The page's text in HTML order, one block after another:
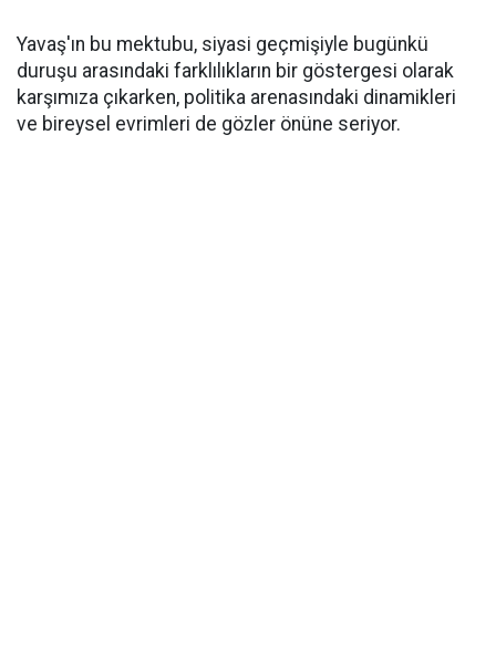
Yavaş'ın bu mektubu, siyasi geçmişiyle bugünkü
duruşu arasındaki farklılıkların bir göstergesi olarak
karşımıza çıkarken, politika arenasındaki dinamikleri
ve bireysel evrimleri de gözler önüne seriyor.